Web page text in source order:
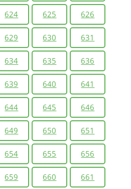
624 625 626
629 630 631
634 635 636
639 640 641
644 645 646
649 650 651
654 655 656
659 660 661